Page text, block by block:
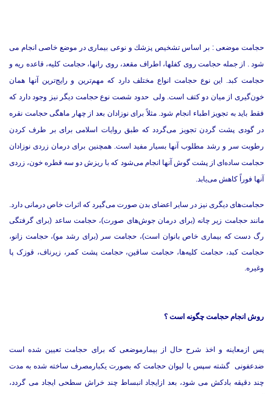
حجامت موضعی : بر اساس تشخیص پزشك و نوعی بیماری در موضع خاصی انجام می
شود . از جمله حجامت روی كفلها، اطراف مقعد، روی رانها، حجامت كلیه، قاعده ریه و
حجامت كبد. این نوع حجامت انواع مختلف دارد که مهم‌ترین و رایج‌ترین آنها همان
خون‌گیری از میان دو کتف است. ولی حدود شصت نوع حجامت دیگر نیز وجود دارد که
فقط باید به تجویز اطباء انجام شود. مثلاً برای نوزادان بعد از چهار ماهگی حجامت نقره
در گودی پشت گردن تجویز می‌گردد که طبق روایات اسلامی برای بر طرف کردن
رطوبت سر و رشد مطلوب آنها بسیار مفید است. همچنین برای درمان زردی نوزادان
حجامت ساده‌ای از پشت گوش آنها انجام می‌شود که با ریزش دو سه قطره خون، زردی
آنها فوراً کاهش می‌یابد.
حجامت‌های دیگری نیز در سایر اعضای بدن صورت می‌گیرد که اثرات خاص درمانی دارد.
مانند حجامت زیر چانه (برای درمان جوش‌های صورت)، حجامت ساعد (برای گرفتگی
رگ دست که بیماری خاص بانوان است)، حجامت سر (برای رشد مو)، حجامت زانو،
حجامت کبد، حجامت کلیه‌ها، حجامت ساقین، حجامت پشت کمر، زیرناف، قوزک پا
وغیره.
روش انجام حجامت چگونه است ؟
پس ازمعاینه و اخذ شرح حال از بیمارموضعی كه برای حجامت تعیین شده است
ضدعفونی گشته سپس با لیوان حجامت كه بصورت یكبارمصرف ساخته شده به مدت
چند دقیقه بادكش می شود، بعد ازایجاد انبساط چند خراش سطحی ایجاد می گردد،